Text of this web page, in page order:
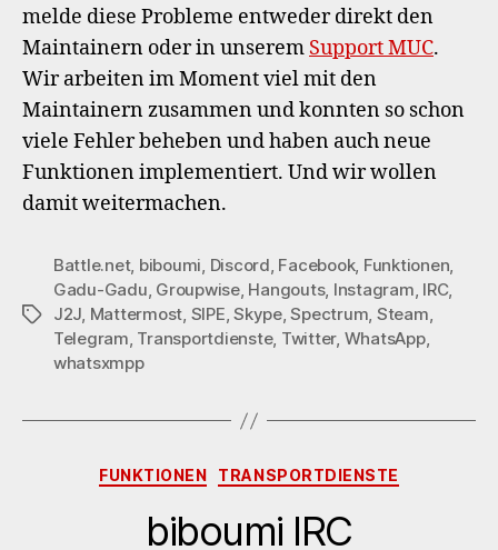
melde diese Probleme entweder direkt den
Maintainern oder in unserem Support MUC.
Wir arbeiten im Moment viel mit den
Maintainern zusammen und konnten so schon
viele Fehler beheben und haben auch neue
Funktionen implementiert. Und wir wollen
damit weitermachen.
Schlagwörter
Battle.net, biboumi, Discord, Facebook, Funktionen,
Gadu-Gadu, Groupwise, Hangouts, Instagram, IRC,
J2J, Mattermost, SIPE,Skype,Spectrum, Steam,
Telegram, Transportdienste, Twitter, WhatsApp,
whatsxmpp
Kategorien
FUNKTIONEN TRANSPORTDIENSTE
biboumi IRC